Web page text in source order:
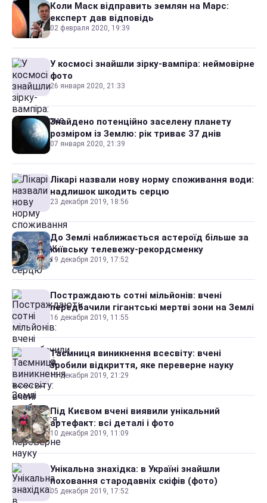
Коли Маск відправить землян на Марс:
експерт дав відповідь
02 февраля 2020, 19:39
У космосі знайшли зірку-вампіра: неймовірне
фото
26 января 2020, 21:33
Знайдено потенційно заселену планету
розміром із Землю: рік триває 37 днів
07 января 2020, 21:39
Лікарі назвали нову норму споживання води:
надлишок шкодить серцю
23 декабря 2019, 18:56
До Землі наближається астероїд більше за
київську телевежу-рекордсменку
19 декабря 2019, 17:52
Постраждають сотні мільйонів: вчені
передбачили гігантські мертві зони на Землі
16 декабря 2019, 11:55
Таємниця виникнення всесвіту: вчені
зробили відкриття, яке переверне науку
15 декабря 2019, 21:29
Під Києвом вчені виявили унікальний
артефакт: всі деталі і фото
10 декабря 2019, 11:09
Унікальна знахідка: в Україні знайшли
поховання стародавніх скіфів (фото)
05 декабря 2019, 17:52